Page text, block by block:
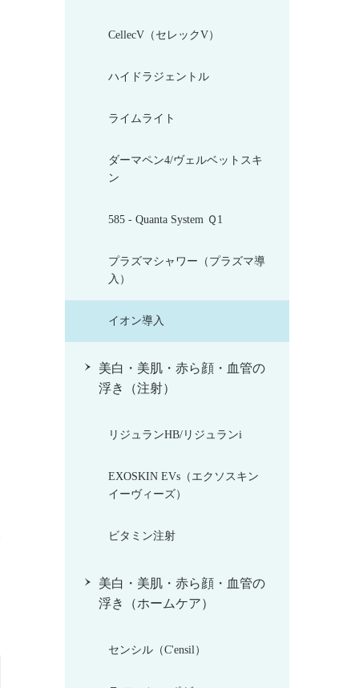
CellecV（セレックV）
ハイドラジェントル
ライムライト
ダーマペン4/ヴェルベットスキ
ン
585 - Quanta System Ｑ1
プラズマシャワー（プラズマ導
入）
イオン導入
美白・美肌・赤ら顔・血管の
浮き（注射）
リジュランHB/リジュランi
EXOSKIN EVs（エクソスキン
イーヴィーズ）
ビタミン注射
美白・美肌・赤ら顔・血管の
浮き（ホームケア）
センシル（C'ensil）